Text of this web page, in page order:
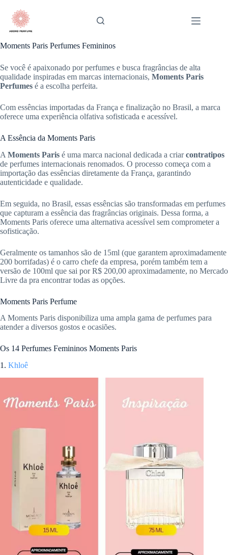
para
conteúdo
Moments Paris Perfumes Femininos
Se você é apaixonado por perfumes e busca fragrâncias de alta
qualidade inspiradas em marcas internacionais, Moments Paris
Perfumes é a escolha perfeita.
Com essências importadas da França e finalização no Brasil, a marca
oferece uma experiência olfativa sofisticada e acessível.
A Essência da Moments Paris
A Moments Paris é uma marca nacional dedicada a criarcontratipos
de perfumes internacionais renomados. O processo começa com a
importação das essências diretamente da França, garantindo
autenticidade e qualidade.
Em seguida, no Brasil, essas essências são transformadas em perfumes
que capturam a essência das fragrâncias originais. Dessa forma, a
Moments Paris oferece uma alternativa acessível sem comprometer a
sofisticação.
Geralmente os tamanhos são de 15ml (que garantem aproximadamente
200 borrifadas) é o carro chefe da empresa, porém também tem a
versão de 100ml que sai por R$ 200,00 aproximadamente, no Mercado
Livre da pra encontrar todas as opções.
Moments Paris Perfume
A Moments Paris disponibiliza uma ampla gama de perfumes para
atender a diversos gostos e ocasiões.
Os 14 Perfumes Femininos Moments Paris
1. Khloê